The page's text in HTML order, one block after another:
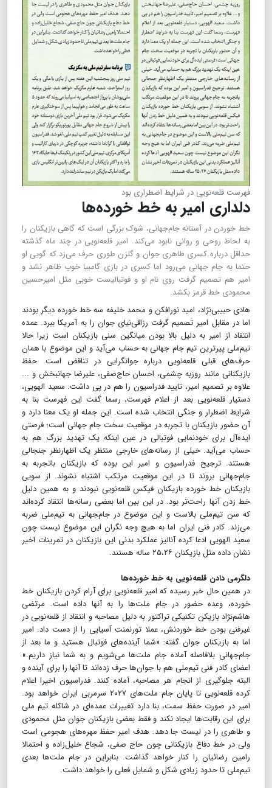
فهرست قلعه‌نویی در شرایط اضطراری بود
دلداری امیر به خط خورده‌ها
خط خوردن در آستانه جام‌جهانی، شوک بزرگی است که گاهی بازیکنان را
به لحاظ روحی و روانی نابود می‌کند. امیر قلعه‌نویی در چند ماه گذشته
حداقل درباره کسری طاهری جوان و گلزن طوری حرف می‌زد که گویی او
حتما به جام جهانی می‌رود اما کسری در بازی گامبیا خوب ظاهر نشد و
امیر هم تصمیم گرفت روی نام او و فوتبالیست خوبی مثل امیرحسین
محمودی خط قرمز بکشد.
هادی حبیبی‌نژاد، امید نورافکن و محمد خلیفه سه خط خورده دیگر بودند
اما در مقابل امیر تصمیم گرفت رزاقی‌نیای جوان را به آمریکا ببرد. عمده
انتقاد از امیر به دلیل بالا بودن میانگین سنی بازیکنان است زیرا حالا
تیم‌ملی پیرترین تیم جام جهانی به حساب می‌آید و این موضوع با همان
حرف‌های قبلی قلعه‌نویی درباره جوانگرایی در تناقض است‌. حفظ
بازیکنانی مانند روزبه چشمی، احسان حاج‌صفی، علیرضا جهانبخش و ...
علاوه بر تصمیم امیر، تایید فدراسیون را هم در پی داشت. سعید الهویی،
دستیار قلعه‌نویی بعد از اعلام فهرست، رسما گفت این فهرست بنا به
شرایط اضطرار و جنگی انتخاب شده است. این جمله او یک معنا دارد و
آن حضور بازیکنان با تجربه در موقعیت سخت جام جهانی است؛ فرصتی
ایده‌آل برای خودنمایی فوتبالی در عین اینکه یک تهدید بزرگ هم به
حساب می‌آید. خیلی از رسانه‌های خارجی منتظر یک اظهارنظر جنجالی
هستند. ترجیح فدراسیون و امیر این بوده که بازیکنان با‌تجربه به
جام‌جهانی بروند تا در این موقعیت مرتکب اشتباه نشوند. از سویی
بازیکنان خط خورده بازیکنان فیکس قلعه‌نویی نبودند و به همین دلیل
خط زدن آنها راحت‌تر بود. در این بین اما بعضی رسانه‌ها انتقاد کرده‌اند
که سن تیم‌ملی بالاست و این موضوع در جام‌‍جهانی به تیم‌ملی ضربه
می‌زند. کادر فنی ایران اما به هیچ وجه نگران این موضوع نیست چون
سعید الهویی ادعا کرده آنالیز عملکرد بدنی این بازیکنان در تمرینات اخیر
نشان داده مثل بازیکنان ۲۵،۲۶ ساله هستند.
دلگرمی دادن قلعه‌نویی به خط خورده‌ها
در همین حال خبر رسیده که امیر قلعه‌نویی برای آرام کردن بازیکنان خط
خورده، وعده حضور در جام ملت‌ها را به آنها داده است. مرتضی
هاشم‌نژاد بازیکن تکنیکی تراکتور به دلیل مصاحبه و انتقاد از قلعه‌نویی در
غیرفنی بودن خط خوردنش، عملا تورنمنت آسیایی را از دست داد. امیر
اما به بازیکنان جوان گفته: «شما آینده‌های فوتبال هستید و ما بعد از
جام‌جهانی بلافاصله آماده جام ملت‌ها می‌شویم و به شما نیاز داریم.»
اعضای کادر فنی تیم‌ملی هم با جوان‌ها حرف زده‌اند تا آنها را برای آینده و
البته جلوگیری از انجام هر مصاحبه‌، آماده کنند. فدراسیون اخیرا اعلام
کرده قلعه‌نویی تا پایان جام ملت‌های ۲۰۲۷ سرمربی ایران خواهد بود.
امیر در صورت حفظ سمت، بنا دارد تغییرات عمده‌ای در شاکله تیم ملی
برای این رقابت‌ها ایجاد نکند و فقط بعضی بازیکنان جوان مثل محمودی
و طاهری را در لیست جا دهد. هدف امیر حفظ مهره‌های هجومی است
ولی در خط دفاع بازیکنانی چون حاج صفی، شجاع خلیل‌زاده و احتمالا
رامین رضائیان را کنار خواهد گذاشت. بنابراین در جام ملت‌ها بعدی
تیم‌ملی تا حدود زیادی شکل و شمایل فعلی را خواهد داشت.